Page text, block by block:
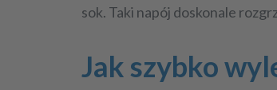
sok. Taki napój doskonale
Jak szybko